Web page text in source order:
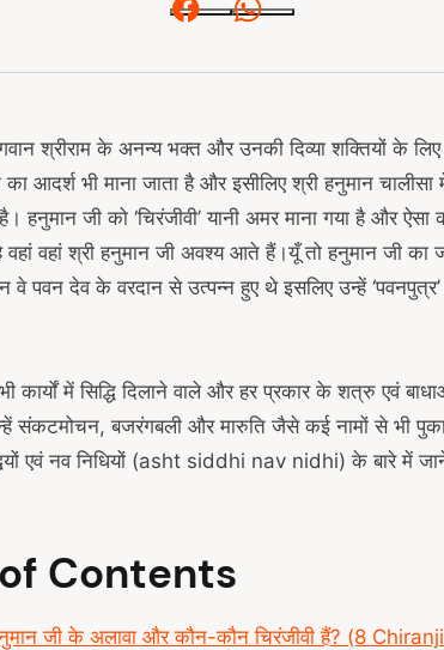
Facebook
श्रीराम के अनन्य भक्त और उनकी दिव्या शक्तियों के लिए
आदर्श भी माना जाता है और इसीलिए श्री हनुमान चालीसा
हनुमान जी को ‘चिरंजीवी’ यानी अमर माना गया है और
वहां वहां श्री हनुमान जी अवश्य आते हैं।यूँ तो हनुमान जी
पवन देव के वरदान से उत्पन्न हुए थे इसलिए उन्हें ‘पवनपुत्र’
कार्यों में सिद्धि दिलाने वाले और हर प्रकार के शत्रु एवं
संकटमोचन, बजरंगबली और मारुति जैसे कई नामों से भी
एवं नव निधियों (asht siddhi nav nidhi) के बारे में
Contents
जी के अलावा और कौन-कौन चिरंजीवी हैं? (8